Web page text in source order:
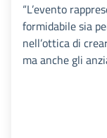
“L’evento
formidabile sia
nell’ottica di
ma anche gli